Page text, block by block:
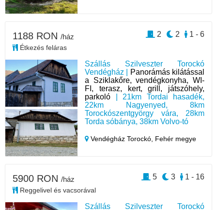
Szállás Szilveszter Torockó
Vendégház |
Panorámás kilátással
a Sziklakőre, vendégkonyha, WI-
FI, terasz, kert, grill, játszóhely,
parkoló | 21km Tordai hasadék,
22km Nagyenyed, 8km
Torockószentgyörgy vára, 28km
Torda sóbánya, 38km Volvo-tó
Vendégház Torockó, Fehér megye
1188 RON /ház
Étkezés feláras
1 - 6
2
2
Szállás Szilveszter Torockó
5900 RON /ház
Reggelivel és vacsorával
1 - 16
3
5